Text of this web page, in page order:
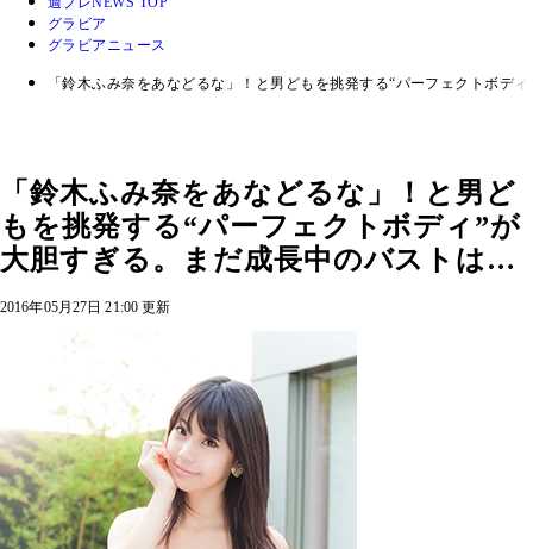
グラビア
グラビアニュース
「鈴木ふみ奈をあなどるな」！と男どもを挑発する“パーフェクトボデ
「鈴木ふみ奈をあなどるな」！と男ど
もを挑発する“パーフェクトボディ”が
大胆すぎる。まだ成長中のバストは…
2016年05月27日 21:00 更新